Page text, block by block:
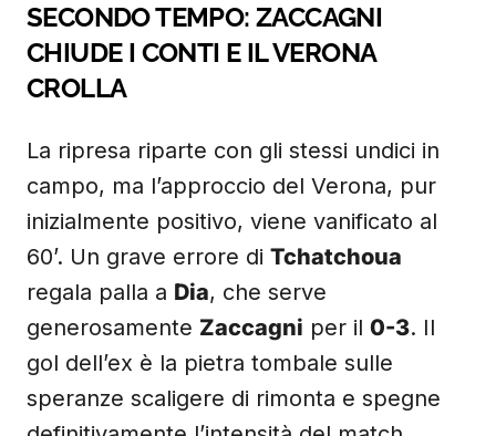
SECONDO TEMPO: ZACCAGNI
CHIUDE I CONTI E IL VERONA
CROLLA
La ripresa riparte con gli stessi undici in
campo, ma l’approccio del Verona, pur
inizialmente positivo, viene vanificato al
60’. Un grave errore di Tchatchoua
regala palla a Dia, che serve
generosamente Zaccagni per il 0-3. Il
gol dell’ex è la pietra tombale sulle
speranze scaligere di rimonta e spegne